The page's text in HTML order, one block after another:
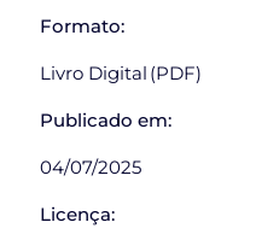
Formato:
Livro Digital (PDF)
Publicado em:
04/07/2025
Licença: